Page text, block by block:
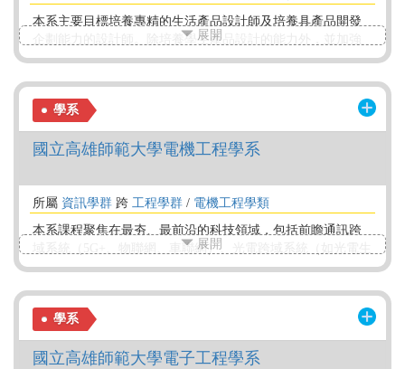
本系主要目標培養專精的生活產品設計師及培養具產品開發
企劃能力的設計師。除培養學生產品設計的能力外，並加強
學生產品創意思考、製造及行銷方面的能力，建構創新產品
進行產學交流合作機會，藉以增進學生的實務體驗與經驗，
進而提升其設計水準與專業態度。
展開
學系
國立高雄師範大學電機工程學系
所屬 資訊學群 跨 工程學群 / 電機工程學類
本系課程聚焦在最夯、最前沿的科技領域，包括前瞻通訊跨
域系統（5G+、物聯網、車聯網）、光電跨域系統（如光電生
醫應用）、數位電子電路設計、智慧控制系統、嵌入式系
能改變生活的智慧科技，站上未來產業的第一線。
展開
學系
國立高雄師範大學電子工程學系